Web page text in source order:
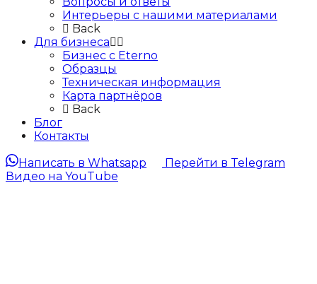
Интерьеры с нашими материалами
Back
Для бизнеса
Бизнес с Eternо
Образцы
Техническая информация
Карта партнёров
Back
Блог
Контакты
Написать в Whatsapp
Перейти в Telegram
Видео на YouTube